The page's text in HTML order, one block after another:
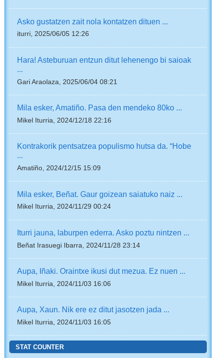
Asko gustatzen zait nola kontatzen dituen ...
iturri, 2025/06/05 12:26
Hara! Asteburuan entzun ditut lehenengo bi saioak
...
Gari Araolaza, 2025/06/04 08:21
Mila esker, Amatiño. Pasa den mendeko 80ko ...
Mikel Iturria, 2024/12/18 22:16
Kontrakorik pentsatzea populismo hutsa da. “Hobe
...
Amatiño, 2024/12/15 15:09
Mila esker, Beñat. Gaur goizean saiatuko naiz ...
Mikel Iturria, 2024/11/29 00:24
Iturri jauna, laburpen ederra. Asko poztu nintzen ...
Beñat Irasuegi Ibarra, 2024/11/28 23:14
Aupa, Iñaki. Oraintxe ikusi dut mezua. Ez nuen ...
Mikel Iturria, 2024/11/03 16:06
Aupa, Xaun. Nik ere ez ditut jasotzen jada ...
Mikel Iturria, 2024/11/03 16:05
STAT COUNTER